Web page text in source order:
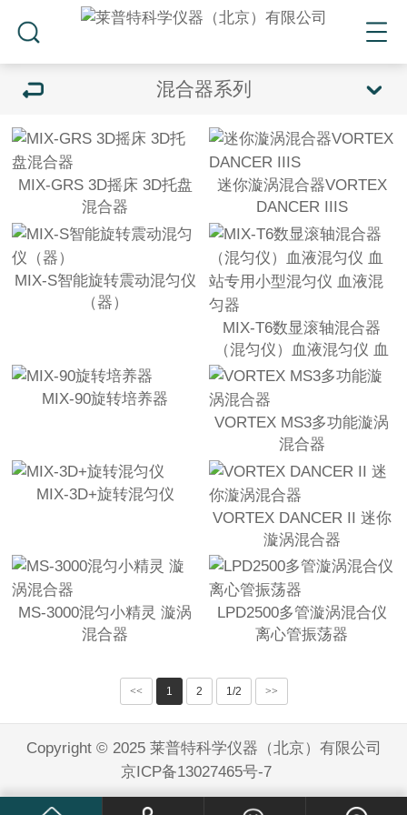
混合器系列
MIX-GRS 3D摇床 3D托盘
混合器
迷你漩涡混合器VORTEX
DANCER IIIS
MIX-S智能旋转震动混匀仪
（器）
MIX-T6数显滚轴混合器
（混匀仪）血液混匀仪 血
站专用小型混匀仪 血液混
MIX-90旋转培养器
VORTEX MS3多功能漩涡
混合器
MIX-3D+旋转混匀仪
VORTEX DANCER II 迷你
漩涡混合器
MS-3000混匀小精灵 漩涡
混合器
LPD2500多管漩涡混合仪
离心管振荡器
<< 1 2 1/2 >>
Copyright © 2025 莱普特科学仪器（北京）有限公司
京ICP备13027465号-7